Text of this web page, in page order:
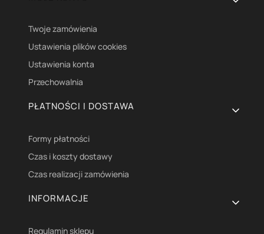
Twoje zamówienia
Ustawienia plików cookies
Ustawienia konta
Przechowalnia
PŁATNOŚCI I DOSTAWA
Formy płatności
Czas i koszty dostawy
Czas realizacji zamówienia
INFORMACJE
Regulamin sklepu